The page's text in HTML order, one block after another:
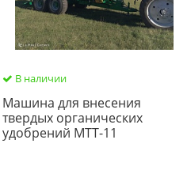
В наличии
Машина для внесения
твердых органических
удобрений МТТ-11